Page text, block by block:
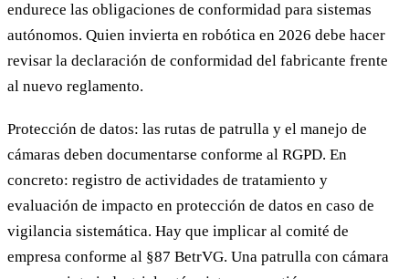
endurece las obligaciones de conformidad para sistemas
autónomos. Quien invierta en robótica en 2026 debe hacer
revisar la declaración de conformidad del fabricante frente
al nuevo reglamento.
Protección de datos: las rutas de patrulla y el manejo de
cámaras deben documentarse conforme al RGPD. En
concreto: registro de actividades de tratamiento y
evaluación de impacto en protección de datos en caso de
vigilancia sistemática. Hay que implicar al comité de
empresa conforme al §87 BetrVG. Una patrulla con cámara